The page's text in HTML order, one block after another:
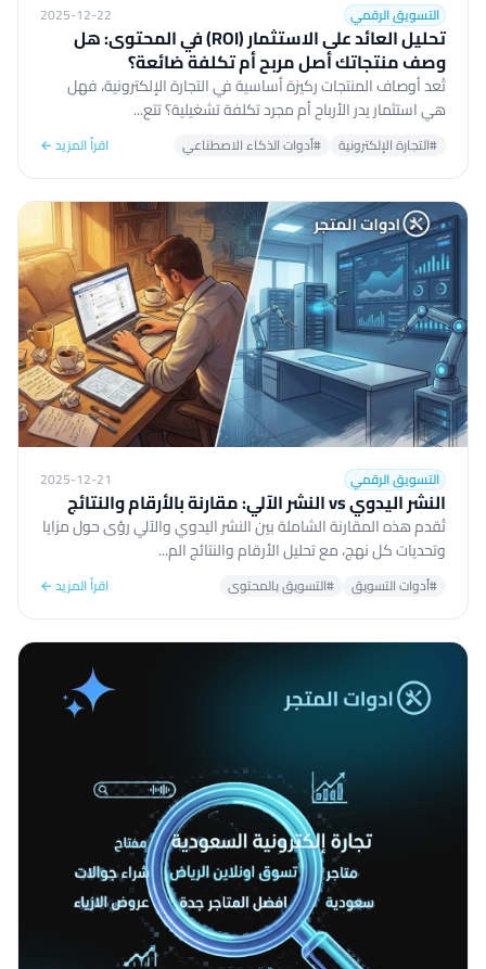
التسويق الرقمي 2025-12-22
تحليل العائد على الاستثمار (ROI) في المحتوى: هل
وصف منتجاتك أصل مربح أم تكلفة ضائعة؟
تُعد أوصاف المنتجات ركيزة أساسية في التجارة الإلكترونية، فهل
هي استثمار يدر الأرباح أم مجرد تكلفة تشغيلية؟ تتع...
#التجارة الإلكترونية #أدوات الذكاء الاصطناعي اقرأ المزيد ←
التسويق الرقمي 2025-12-21
النشر اليدوي vs النشر الآلي: مقارنة بالأرقام والنتائج
تُقدم هذه المقارنة الشاملة بين النشر اليدوي والآلي رؤى حول مزايا
وتحديات كل نهج، مع تحليل الأرقام والنتائج الم...
#أدوات التسويق #التسويق بالمحتوى اقرأ المزيد ←